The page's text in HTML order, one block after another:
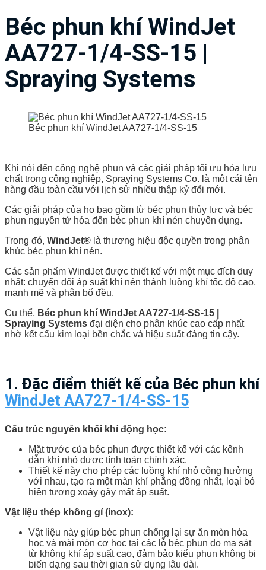
Béc phun khí WindJet
AA727-1/4-SS-15 |
Spraying Systems
Béc phun khí WindJet AA727-1/4-SS-15
Khi nói đến công nghệ phun và các giải pháp tối ưu hóa lưu
chất trong công nghiệp, Spraying Systems Co. là một cái tên
hàng đầu toàn cầu với lịch sử nhiều thập kỷ đổi mới.
Các giải pháp của họ bao gồm từ béc phun thủy lực và béc
phun nguyên tử hóa đến béc phun khí nén chuyên dụng.
Trong đó, WindJet® là thương hiệu độc quyền trong phân
khúc béc phun khí nén.
Các sản phẩm WindJet được thiết kế với một mục đích duy
nhất: chuyển đổi áp suất khí nén thành luồng khí tốc độ cao,
mạnh mẽ và phân bố đều.
Cụ thể, Béc phun khí WindJet AA727-1/4-SS-15 |
Spraying Systems đại diện cho phân khúc cao cấp nhất
nhờ kết cấu kim loại bền chắc và hiệu suất đáng tin cậy.
1. Đặc điểm thiết kế của Béc phun khí
WindJet AA727-1/4-SS-15
Cấu trúc nguyên khối khí động học:
Mặt trước của béc phun được thiết kế với các kênh
dẫn khí nhỏ được tính toán chính xác.
Thiết kế này cho phép các luồng khí nhỏ cộng hưởng
với nhau, tạo ra một màn khí phẳng đồng nhất, loại bỏ
hiện tượng xoáy gây mất áp suất.
Vật liệu thép không gỉ (inox):
Vật liệu này giúp béc phun chống lại sự ăn mòn hóa
học và mài mòn cơ học tại các lỗ béc phun do ma sát
từ không khí áp suất cao, đảm bảo kiểu phun không bị
biến dạng sau thời gian sử dụng lâu dài.